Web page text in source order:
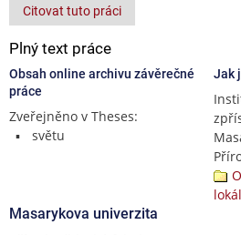
Citovat tuto práci
Plný text práce
Obsah online archivu závěrečné
práce
Zveřejněno v Theses:
světu
Jak
Masarykova univerzita